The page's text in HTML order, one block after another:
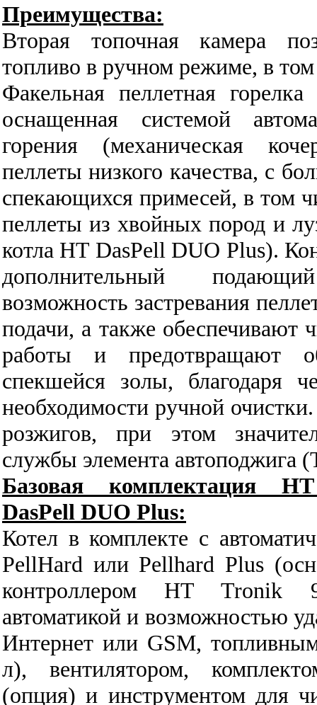
Преимущества:
Вторая топочная камера
топливо в ручном режиме, в том
Факельная пеллетная
оснащенная системой
горения (механическая
пеллеты низкого качества, с
спекающихся примесей, в том
пеллеты из хвойных пород и
котла HT DasPell DUO Plus).
дополнительный
возможность застревания
подачи, а также обеспечивают
работы и предотвращают
спекшейся золы, благодаря
необходимости ручной
розжигов, при этом
службы элемента автоподжига
Базовая комплектация
DasPell DUO Plus:
Котел в комплекте c
PellHard или Pellhard Plus
контроллером HT Tronik
автоматикой и возможностью
Интернет или GSM,
л), вентилятором,
(опция) и инструментом для